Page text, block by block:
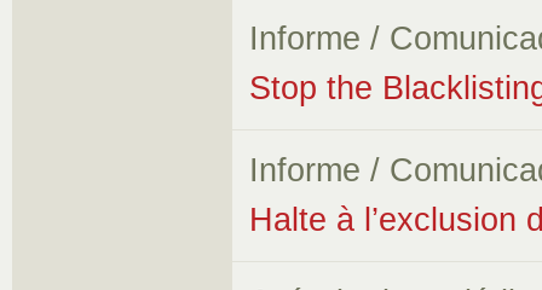
Informe /
Stop the
Informe /
Halte à l’exclusion